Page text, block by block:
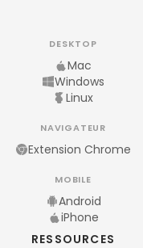
DESKTOP
Mac
Windows
Linux
NAVIGATEUR
Extension Chrome
MOBILE
Android
iPhone
RESSOURCES